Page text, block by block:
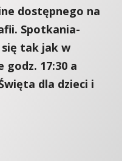
dostępnego na
Spotkania-
tak jak w
godz. 17:30 a
dla dzieci i